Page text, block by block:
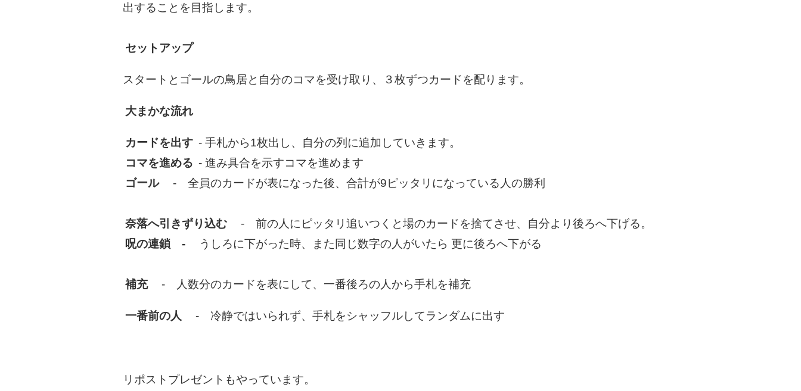
出することを目指します。
セットアップ
スタートとゴールの鳥居と自分のコマを受け取り、３枚ずつカードを配ります。
大まかな流れ
カードを出す - 手札から1枚出し、自分の列に追加していきます。
コマを進める - 進み具合を示すコマを進めます
ゴール
- 全員のカードが表になった後、合計が9ピッタリになっている人の勝利
奈落へ引きずり込む
- 前の人にピッタリ追いつくと場のカードを捨てさせ、自分より後ろへ下げる。
呪の連鎖 -
うしろに下がった時、また同じ数字の人がいたら 更に後ろへ下がる
補充 - 人数分のカードを表にして、一番後ろの人から手札を補充
一番前の人 - 冷静ではいられず、手札をシャッフルしてランダムに出す
リポストプレゼントもやっています。